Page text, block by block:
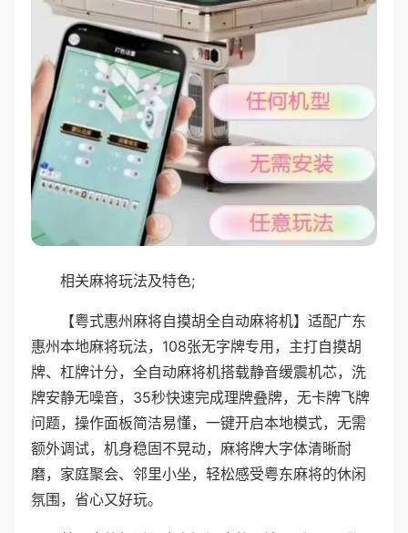
相关麻将玩法及特色;
【粤式惠州麻将自摸胡全自动麻将机】适配广东
惠州本地麻将玩法，108张无字牌专用，主打自摸胡
牌、杠牌计分，全自动麻将机搭载静音缓震机芯，洗
牌安静无噪音，35秒快速完成理牌叠牌，无卡牌飞牌
问题，操作面板简洁易懂，一键开启本地模式，无需
额外调试，机身稳固不晃动，麻将牌大字体清晰耐
磨，家庭聚会、邻里小坐，轻松感受粤东麻将的休闲
氛围，省心又好玩。